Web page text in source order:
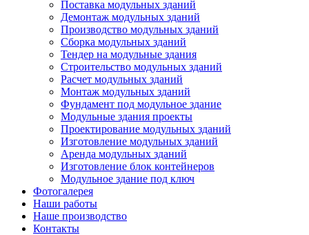
Поставка модульных зданий
Демонтаж модульных зданий
Производство модульных зданий
Сборка модульных зданий
Тендер на модульные здания
Строительство модульных зданий
Расчет модульных зданий
Монтаж модульных зданий
Фундамент под модульное здание
Модульные здания проекты
Проектирование модульных зданий
Изготовление модульных зданий
Аренда модульных зданий
Изготовление блок контейнеров
Модульное здание под ключ
Фотогалерея
Наши работы
Наше производство
Контакты